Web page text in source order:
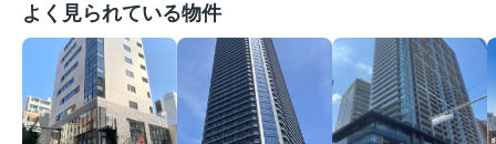
よく見られている物件